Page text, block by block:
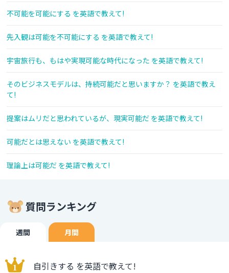
不可能を可能にする を英語で教えて!
先入観は可能を不可能にする を英語で教えて!
宇宙旅行も、もはや実現可能な時代になった を英語で教えて!
そのビジネスモデルは、持続可能だと思いますか？ を英語で教え
て!
提案はムリだと思われているが、現実可能だ を英語で教えて!
可能だとは思えない を英語で教えて!
理論上は可能だ を英語で教えて!
質問ランキング
週間 月間
自引きする を英語で教えて!